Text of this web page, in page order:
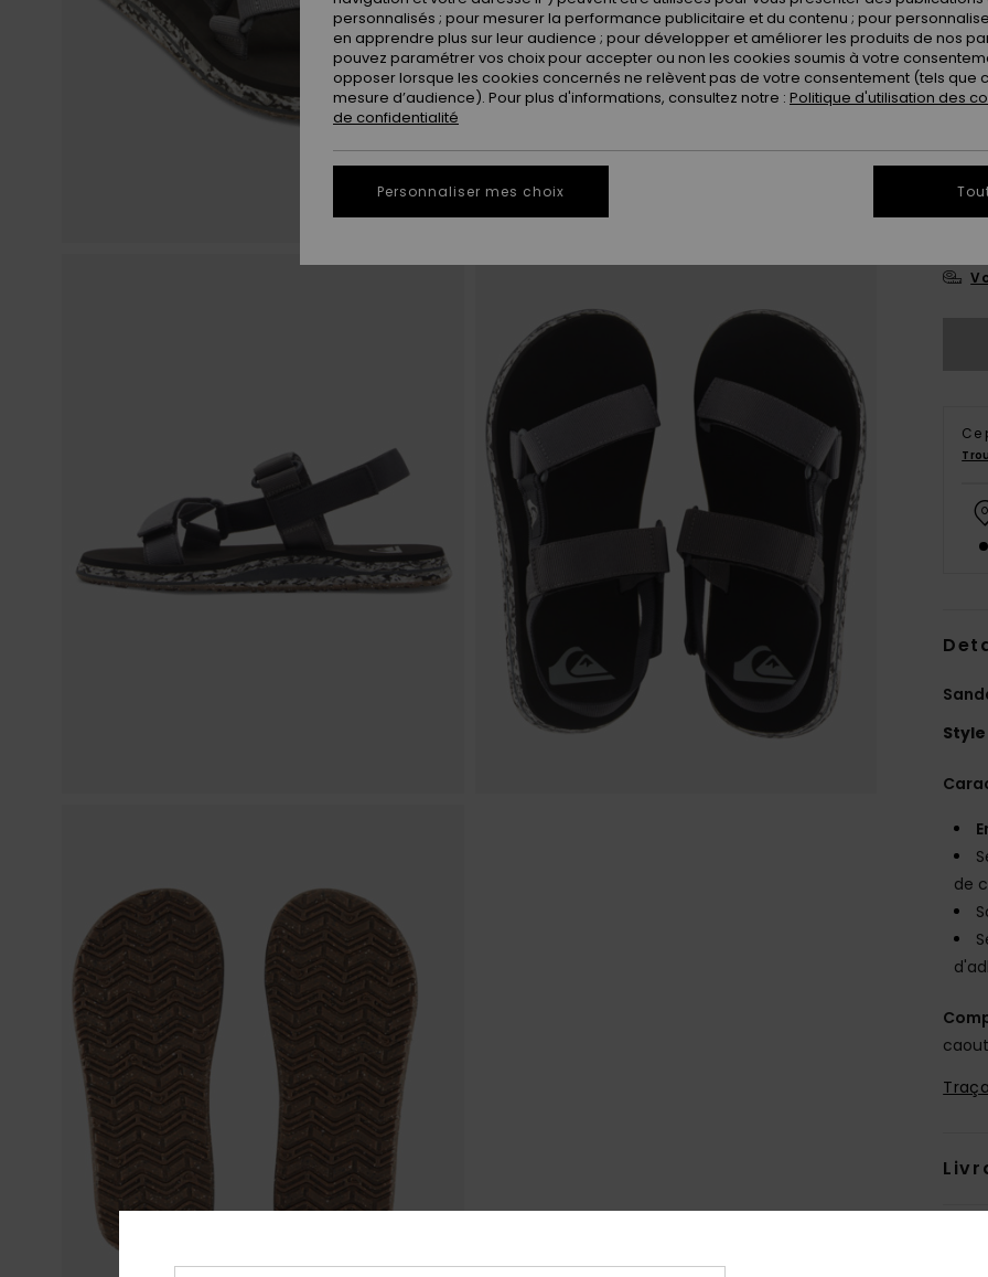
39
45
Ce
Style
de
personnalisés ; pour mesurer la performance publicitaire et du contenu ; pour
en apprendre plus sur leur audience ; pour développer et améliorer les produits de nos
pouvez paramétrer vos choix pour accepter ou non les cookies soumis à votre
opposer lorsque les cookies concernés ne relèvent pas de votre consentement (tels que
mesure d’audience). Pour plus d'informations, consultez notre : Politique d'utilisation des
de confidentialité
Personnaliser mes choix